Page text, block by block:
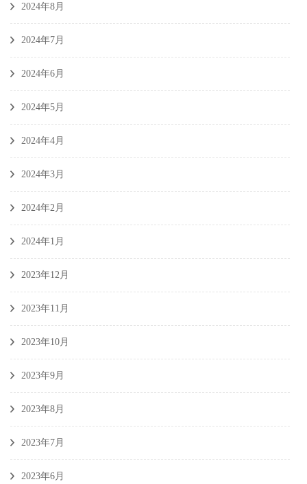
2024年8月
2024年7月
2024年6月
2024年5月
2024年4月
2024年3月
2024年2月
2024年1月
2023年12月
2023年11月
2023年10月
2023年9月
2023年8月
2023年7月
2023年6月